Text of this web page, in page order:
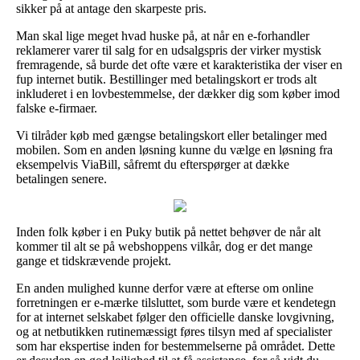
sikker på at antage den skarpeste pris.
Man skal lige meget hvad huske på, at når en e-forhandler
reklamerer varer til salg for en udsalgspris der virker mystisk
fremragende, så burde det ofte være et karakteristika der viser en
fup internet butik. Bestillinger med betalingskort er trods alt
inkluderet i en lovbestemmelse, der dækker dig som køber imod
falske e-firmaer.
Vi tilråder køb med gængse betalingskort eller betalinger med
mobilen. Som en anden løsning kunne du vælge en løsning fra
eksempelvis ViaBill, såfremt du efterspørger at dække
betalingen senere.
Inden folk køber i en Puky butik på nettet behøver de når alt
kommer til alt se på webshoppens vilkår, dog er det mange
gange et tidskrævende projekt.
En anden mulighed kunne derfor være at efterse om online
forretningen er e-mærke tilsluttet, som burde være et kendetegn
for at internet selskabet følger den officielle danske lovgivning,
og at netbutikken rutinemæssigt føres tilsyn med af specialister
som har ekspertise inden for bestemmelserne på området. Dette